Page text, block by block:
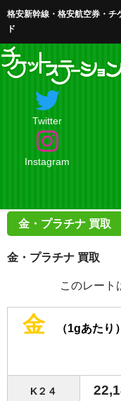
格安新幹線・格安航空券・チ
ド
Twitter
Instagram
ホーム
店舗案内・お問合せ
買取・買取査定
買取 金・プラチナ
【販売】新幹線
金・プラチナ 買取
金・プラチナ 買取
このレート
金 （1gあたり）
K２４